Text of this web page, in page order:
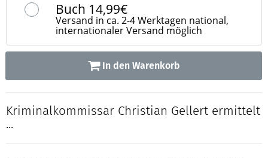
Buch 14,99€
Versand in ca. 2-4 Werktagen national,
internationaler Versand möglich
In den Warenkorb
Kriminalkommissar Christian Gellert ermittelt
...